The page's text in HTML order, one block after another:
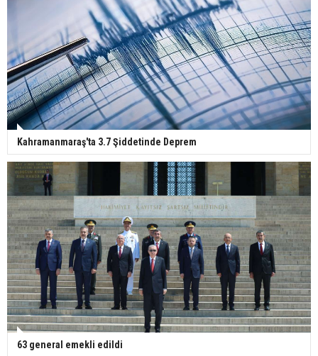
Kahramanmaraş'ta 3.7 Şiddetinde Deprem
63 general emekli edildi